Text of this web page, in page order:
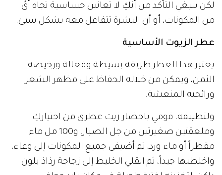
لكن ينبغي التأكد من أنكِ لا تعانين حساسية تجاه أيٍّ
من المكونات، أو أن البشرة تتفاعل معه بشكل سيئ.
عطر الزيوت الأساسية
يعتبر هذا العطر طريقة بسيطة وفعالة ورخيصة
الثمن، ويمكن من خلاله الحفاظ على مظهر الشعر
ورائحته المنعشة.
ولتطبيقه، قومي باحضار زيت عطري من اختياركِ
وملعقتين صغيرتين من جل الصبار، و100 مل ماء
مقطراً أو ماء ورد، ثم أضيفي جميع المكونات إلى وعاء،
واخلطيها جيداً، ثم انقلي الخليط إلى زجاجة رذاذ بلون